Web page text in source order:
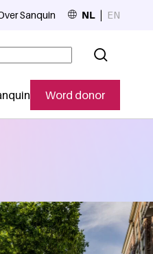
Word donor
Sanquin NL EN